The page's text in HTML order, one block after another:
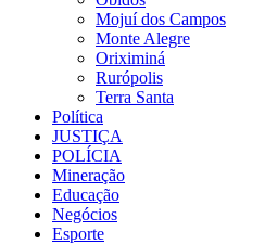
Mojuí dos Campos
Monte Alegre
Oriximiná
Rurópolis
Terra Santa
Política
JUSTIÇA
POLÍCIA
Mineração
Educação
Negócios
Esporte